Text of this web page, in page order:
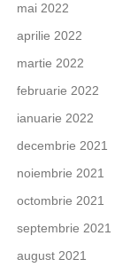
mai 2022
aprilie 2022
martie 2022
februarie 2022
ianuarie 2022
decembrie 2021
noiembrie 2021
octombrie 2021
septembrie 2021
august 2021